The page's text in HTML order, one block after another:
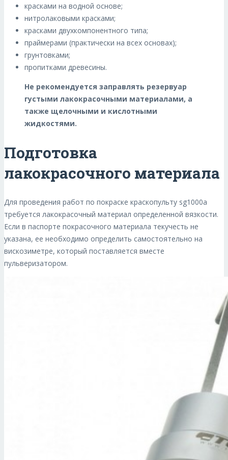
красками на водной основе;
нитролаковыми красками;
красками двухкомпонентного типа;
праймерами (практически на всех основах);
грунтовками;
пропитками древесины.
Не рекомендуется заправлять резервуар
густыми лакокрасочными материалами, а
также щелочными и кислотными
жидкостями.
Подготовка
лакокрасочного материала
Для проведения работ по покраске краскопульту sg1000a
требуется лакокрасочный материал определенной вязкости.
Если в паспорте покрасочного материала текучесть не
указана, ее необходимо определить самостоятельно на
вискозиметре, который поставляется вместе
пульверизатором.